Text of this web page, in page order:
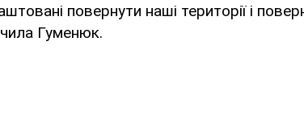
повернути наші території і
Гуменюк.